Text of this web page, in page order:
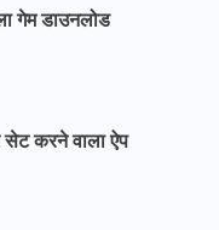
गेम डाउनलोड
सेट करने वाला ऐप